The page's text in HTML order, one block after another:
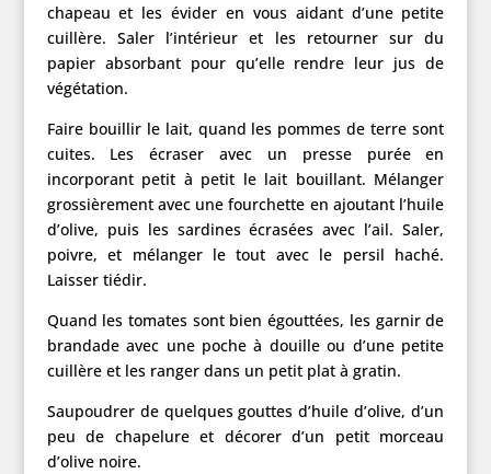
chapeau et les évider en vous aidant d’une petite
cuillère. Saler l’intérieur et les retourner sur du
papier absorbant pour qu’elle rendre leur jus de
végétation.
Faire bouillir le lait, quand les pommes de terre sont
cuites. Les écraser avec un presse purée en
incorporant petit à petit le lait bouillant. Mélanger
grossièrement avec une fourchette en ajoutant l’huile
d’olive, puis les sardines écrasées avec l’ail. Saler,
poivre, et mélanger le tout avec le persil haché.
Laisser tiédir.
Quand les tomates sont bien égouttées, les garnir de
brandade avec une poche à douille ou d’une petite
cuillère et les ranger dans un petit plat à gratin.
Saupoudrer de quelques gouttes d’huile d’olive, d’un
peu de chapelure et décorer d’un petit morceau
d’olive noire.